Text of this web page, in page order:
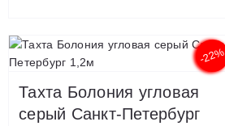
-22%
Тахта Болония угловая
серый Санкт-Петербург